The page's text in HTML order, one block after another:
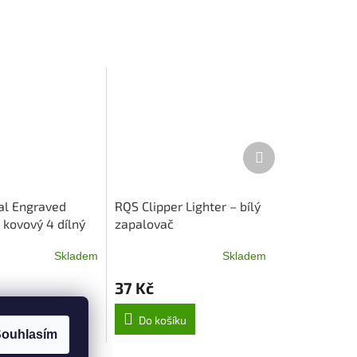
Engraved
kovový 4 dílný
Skladem
RQS Clipper Lighter – bílý
zapalovač
Skladem
37 Kč
Do košíku
Další
produkt